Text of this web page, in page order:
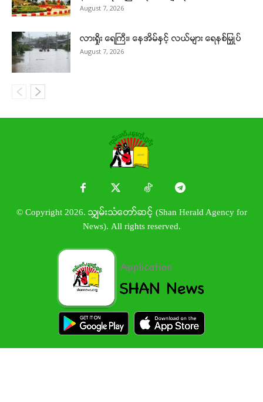
August 7, 2026
လားရှိုး ရေကြီး၊ နေအိမ်နှင့် လယ်များ ရေနစ်မြှုပ်
August 7, 2026
© Copyright 2026. သျှမ်းသံတော်ဆင့် (Shan Herald Agency for
News). All rights reserved.